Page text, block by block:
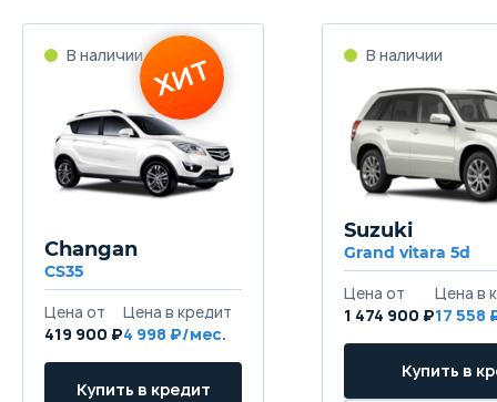
В наличии ХИТ
Changan
CS35
Цена от
419 900 ₽
Цена в кредит
4 998 ₽/мес.
Купить в кредит
В наличии
Suzuki
Grand vitara 5d
Цена от
1 474 900 ₽
Цена в
17 558
Купить в